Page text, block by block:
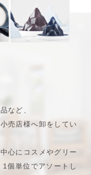
など、
売店様へ卸をしてい
心にコスメやグリー
個単位でアソートし